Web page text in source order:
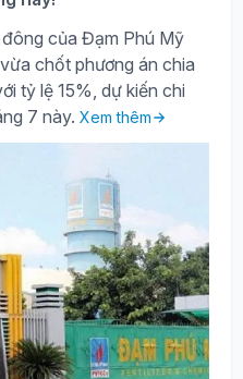
của Đạm Phú Mỹ
chốt phương án chia
tỷ lệ 15%, dự kiến chi
7 này. Xem thêm